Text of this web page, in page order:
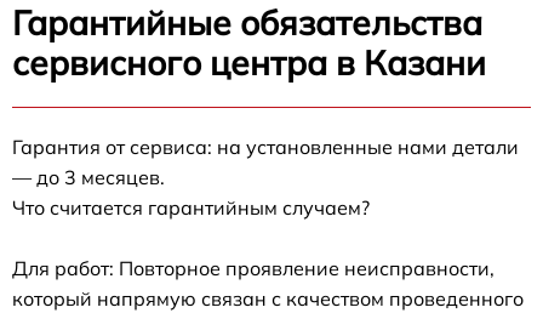
Гарантийные обязательства
сервисного центра в Казани
Гарантия от сервиса: на установленные нами детали
— до 3 месяцев.
Что считается гарантийным случаем?
Для работ: Повторное проявление неисправности,
который напрямую связан с качеством проведенного